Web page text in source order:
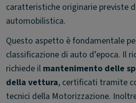
caratteristiche originarie previste
automobilistica.
Questo aspetto è fondamentale
classificazione di auto d’epoca. Il
richiede il mantenimento delle
della vettura, certificati tramite
tecnici della Motorizzazione.